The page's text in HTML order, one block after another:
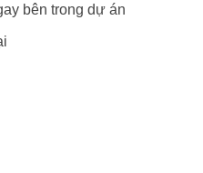
bên trong dự án